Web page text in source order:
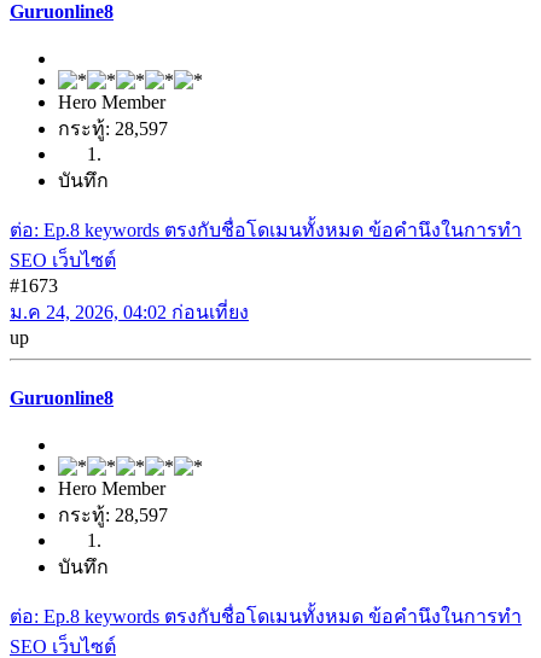
Guruonline8
Hero Member
กระทู้: 28,597
บันทึก
ต่อ: Ep.8 keywords ตรงกับชื่อโดเมนทั้งหมด ข้อคำนึงในการทำ
SEO เว็บไซต์
#1673
ม.ค 24, 2026, 04:02 ก่อนเที่ยง
up
Guruonline8
Hero Member
กระทู้: 28,597
บันทึก
ต่อ: Ep.8 keywords ตรงกับชื่อโดเมนทั้งหมด ข้อคำนึงในการทำ
SEO เว็บไซต์